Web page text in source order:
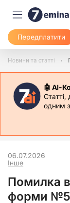
Передплатити
Новини та статті
🤖 АІ-
одним
Інше
06.07.2026
Помилка
форми